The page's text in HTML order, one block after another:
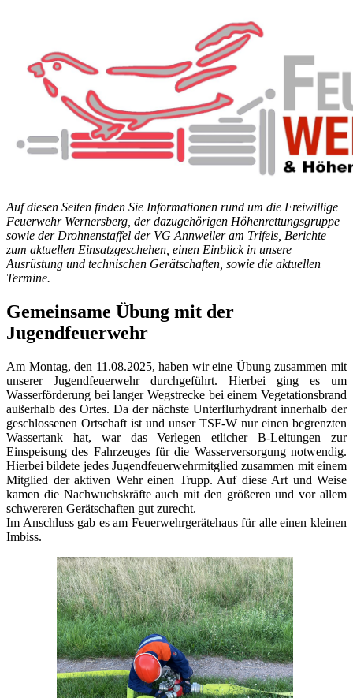
Auf diesen Seiten finden Sie Informationen rund um die Freiwillige
Feuerwehr Wernersberg, der dazugehörigen Höhenrettungsgruppe
sowie der Drohnenstaffel der VG Annweiler am Trifels, Berichte
zum aktuellen Einsatzgeschehen, einen Einblick in unsere
Ausrüstung und technischen Gerätschaften, sowie die aktuellen
Termine.
Gemeinsame Übung mit der
Jugendfeuerwehr
Am Montag, den 11.08.2025, haben wir eine Übung zusammen mit
unserer Jugendfeuerwehr durchgeführt. Hierbei ging es um
Wasserförderung bei langer Wegstrecke bei einem Vegetationsbrand
außerhalb des Ortes. Da der nächste Unterflurhydrant innerhalb der
geschlossenen Ortschaft ist und unser TSF-W nur einen begrenzten
Wassertank hat, war das Verlegen etlicher B-Leitungen zur
Einspeisung des Fahrzeuges für die Wasserversorgung notwendig.
Hierbei bildete jedes Jugendfeuerwehrmitglied zusammen mit einem
Mitglied der aktiven Wehr einen Trupp. Auf diese Art und Weise
kamen die Nachwuchskräfte auch mit den größeren und vor allem
schwereren Gerätschaften gut zurecht.
Im Anschluss gab es am Feuerwehrgerätehaus für alle einen kleinen
Imbiss.